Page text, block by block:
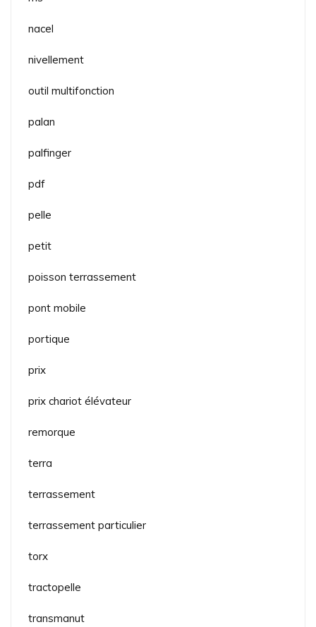
nacel
nivellement
outil multifonction
palan
palfinger
pdf
pelle
petit
poisson terrassement
pont mobile
portique
prix
prix chariot élévateur
remorque
terra
terrassement
terrassement particulier
torx
tractopelle
transmanut